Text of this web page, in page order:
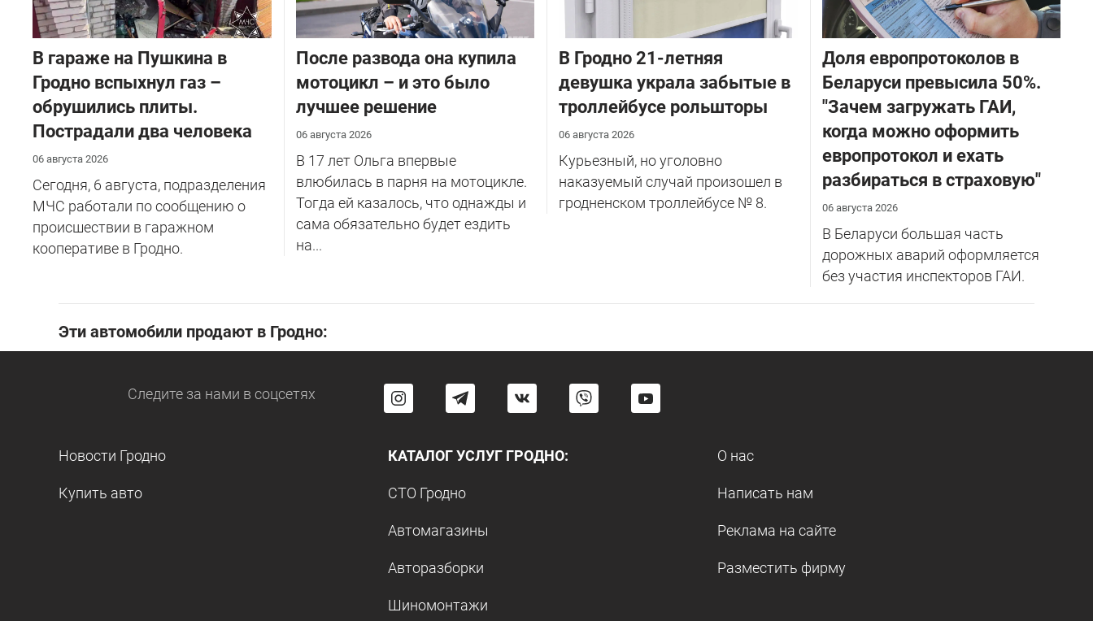
В гараже на Пушкина в
Гродно вспыхнул газ –
обрушились плиты.
Пострадали два человека
06 августа 2026
Сегодня, 6 августа, подразделения
МЧС работали по сообщению о
происшествии в гаражном
кооперативе в Гродно.
После развода она купила
мотоцикл – и это было
лучшее решение
06 августа 2026
В 17 лет Ольга впервые
влюбилась в парня на мотоцикле.
Тогда ей казалось, что однажды и
сама обязательно будет ездить
на...
В Гродно 21-летняя
девушка украла забытые в
троллейбусе рольшторы
06 августа 2026
Курьезный, но уголовно
наказуемый случай произошел в
гродненском троллейбусе № 8.
Доля европротоколов в
Беларуси превысила 50%.
"Зачем загружать ГАИ,
когда можно оформить
европротокол и ехать
разбираться в страховую"
06 августа 2026
В Беларуси большая часть
дорожных аварий оформляется
без участия инспекторов ГАИ.
Эти автомобили продают в Гродно:
Следите за нами в соцсетях
Новости Гродно
Купить авто
КАТАЛОГ УСЛУГ ГРОДНО:
СТО Гродно
Автомагазины
Авторазборки
Шиномонтажи
О нас
Написать нам
Реклама на сайте
Разместить фирму